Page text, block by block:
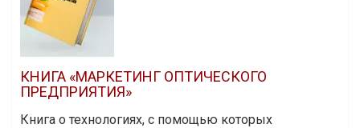
КНИГА «МАРКЕТИНГ ОПТИЧЕСКОГО
ПРЕДПРИЯТИЯ»
Книга о технологиях, с помощью которых